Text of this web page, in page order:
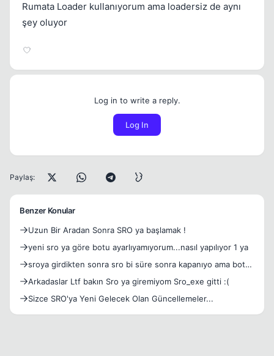
Rumata Loader kullanıyorum ama loadersiz de aynı
şey oluyor
Log in to write a reply.
Log In
Paylaş:
Benzer Konular
Uzun Bir Aradan Sonra SRO ya başlamak !
yeni sro ya göre botu ayarlıyamıyorum...nasıl yapılıyor 1 ya
sroya girdikten sonra sro bi süre sonra kapanıyo ama bot
kas
Arkadaslar Ltf bakın Sro ya giremiyom Sro_exe gitti :(
Sizce SRO'ya Yeni Gelecek Olan Güncellemeler...